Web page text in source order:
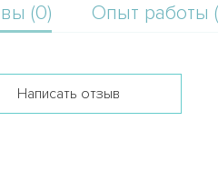
(0) Опыт работы
Написать отзыв